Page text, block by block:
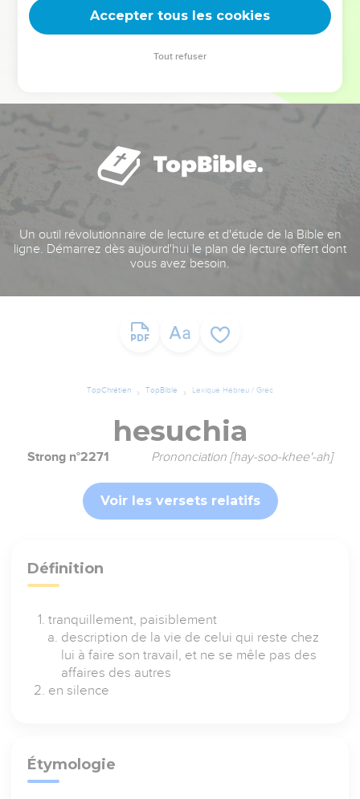
équipe, un groupe ou une famille, leur expérience est faite
Un outil révolutionnaire de lecture et d'étude de la Bible en
ligne. Démarrez dès aujourd'hui le plan de lecture offert dont
vous avez besoin.
TopChrétien TopBible Lexique Hébreu / Grec
hesuchia
Strong n°2271 Prononciation [hay-soo-khee'-ah]
Voir les versets relatifs
Définition
tranquillement, paisiblement
description de la vie de celui qui reste chez
lui à faire son travail, et ne se mêle pas des
affaires des autres
en silence
Étymologie
Accepter tous les cookies
Tout refuser